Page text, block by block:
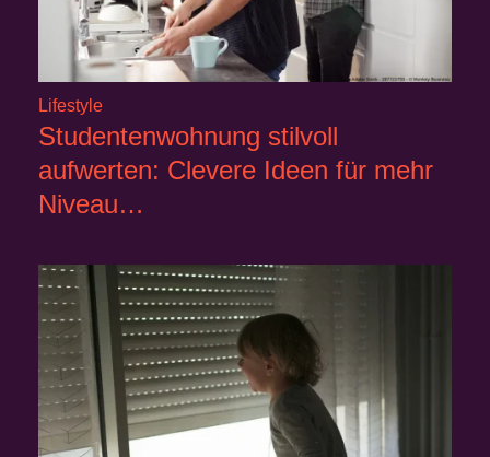
Lifestyle
Studentenwohnung stilvoll
aufwerten: Clevere Ideen für mehr
Niveau…